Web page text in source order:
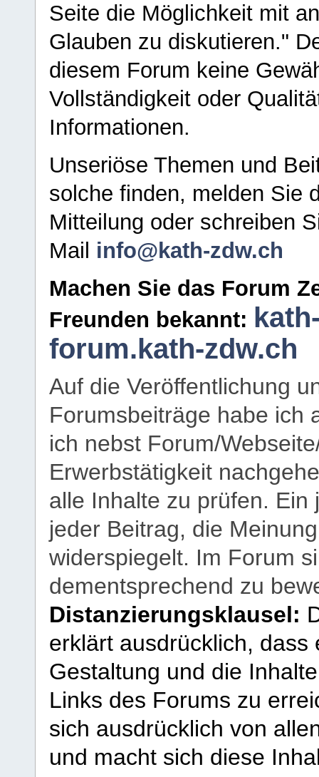
Seite die Möglichkeit mit
Glauben zu diskutieren."
diesem Forum keine
Vollständigkeit oder
Informationen.
Unseriöse Themen und
solche finden, melden Sie
Mitteilung oder schreiben
Mail info@kath-zdw.ch
Machen Sie das Forum
Freunden bekannt:
forum.kath-zdw.ch
Auf die Veröffentlichung
Forumsbeiträge habe ich
ich nebst Forum/
Erwerbstätigkeit
alle Inhalte zu prüfen.
jeder Beitrag, die
widerspiegelt. Im Forum
dementsprechend zu
Distanzierungsklausel:
erklärt ausdrücklich,
Gestaltung und die
Links des Forums zu
sich ausdrücklich von
und macht sich diese